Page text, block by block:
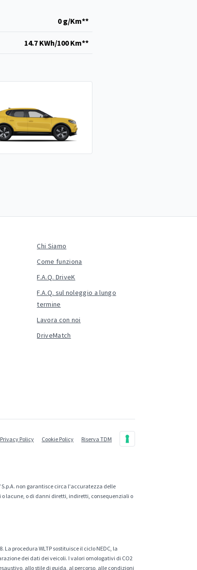
0 g/Km**
14.7 KWh/100 Km**
Chi Siamo
Come funziona
F.A.Q. DriveK
F.A.Q. sul noleggio a lungo
termine
Lavora con noi
DriveMatch
Privacy Policy Cookie Policy Riserva TDM
non garantisce circa l'accuratezza delle
o lacune, o di danni diretti, indiretti, consequenziali o
procedura WLTP sostituisce il ciclo NEDC, la
dei dati dei veicoli. I valori omologativi di CO2
allo stile di guida, al percorso, alle condizioni